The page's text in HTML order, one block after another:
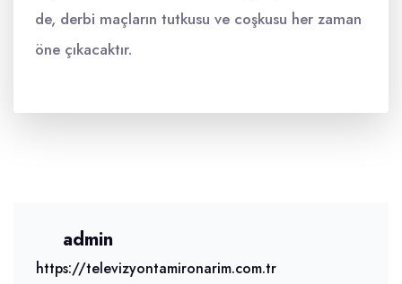
de, derbi maçların tutkusu ve coşkusu her zaman
öne çıkacaktır.
admin
https://televizyontamironarim.com.tr